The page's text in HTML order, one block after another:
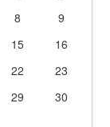
8
9
15
16
22
23
29
30